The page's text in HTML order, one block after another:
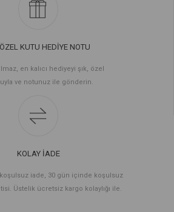
KUTU HEDİYE NOTU
en kalıcı hediyeyi şık, özel
ve notunuz ile gönderin.
KOLAY İADE
iade, 30 gün içinde koşulsuz
Üstelik ücretsiz kargo kolaylığı ile.